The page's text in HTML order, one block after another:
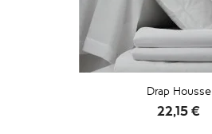
Drap Housse
Prix
22,15 €